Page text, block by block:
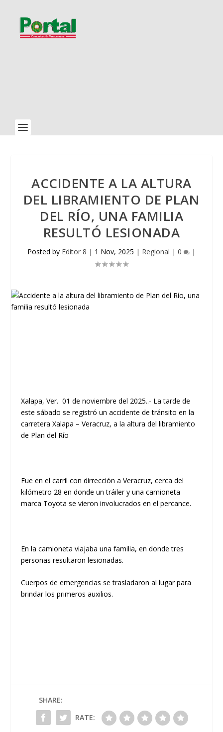
ACCIDENTE A LA ALTURA
DEL LIBRAMIENTO DE PLAN
DEL RÍO, UNA FAMILIA
RESULTÓ LESIONADA
Posted by Editor 8 | 1 Nov, 2025 | Regional | 0 |
Xalapa, Ver. 01 de noviembre del 2025..- La tarde de
este sábado se registró un accidente de tránsito en la
carretera Xalapa – Veracruz, a la altura del libramiento
de Plan del Río
Fue en el carril con dirrección a Veracruz, cerca del
kilómetro 28 en donde un tráiler y una camioneta
marca Toyota se vieron involucrados en el percance.
En la camioneta viajaba una familia, en donde tres
personas resultaron lesionadas.
Cuerpos de emergencias se trasladaron al lugar para
brindar los primeros auxilios.
SHARE:
RATE: